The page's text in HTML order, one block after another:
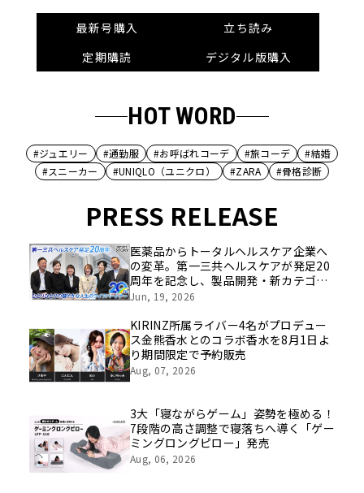
最新号購入
立ち読み
定期購読
デジタル版購入
HOT WORD
#ジュエリー #通勤服 #お呼ばれコーデ #旅コーデ
#結婚
#スニーカー
#UNIQLO（ユニクロ） #ZARA #骨格診断
PRESS RELEASE
医薬品からトータルヘルスケア企業へ
の変革。第一三共ヘルスケアが発足20
周年を記念し、製品開発・新カテゴリ
挑戦の舞台や旧社統合時のエピソード
像を公開！
Jun, 19, 2026
KIRINZ所属ライバー4名がプロデュー
ス金熊香水とのコラボ香水を8月1日よ
り期間限定で予約販売
Aug, 07, 2026
3大「寝ながらゲーム」姿勢を極める！
7段階の高さ調整で寝落ちへ導く「ゲー
ミングロングピロー」発売
Aug, 06, 2026